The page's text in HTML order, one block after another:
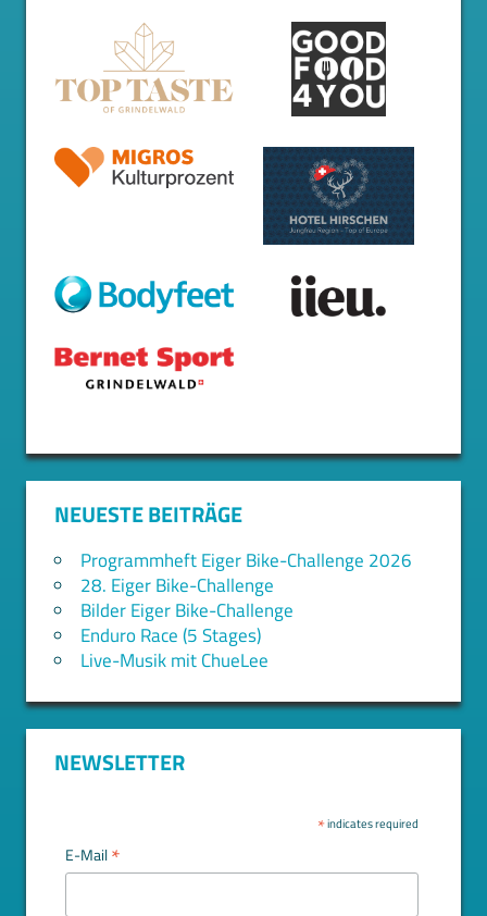
NEUESTE BEITRÄGE
Programmheft Eiger Bike-Challenge 2026
28. Eiger Bike-Challenge
Bilder Eiger Bike-Challenge
Enduro Race (5 Stages)
Live-Musik mit ChueLee
NEWSLETTER
*indicates required
E-Mail*